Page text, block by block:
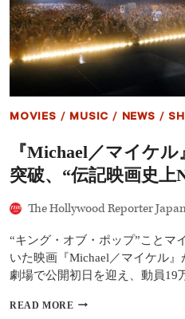
フ
ァ
ー・
ジ
ャ
次
作
は
ア
シ
ン
画！
『SUPERMAX』
ウ
MOVIES / MUSIC / NEWS /
『Michael／マイケ
突破、“伝記映画史上
The Hollywood Reporter
“キング・オブ・ポップ”ことマ
いた映画『Michael／マイケル
劇場で公開初日を迎え、動員19
READ MORE 『MICHAEL